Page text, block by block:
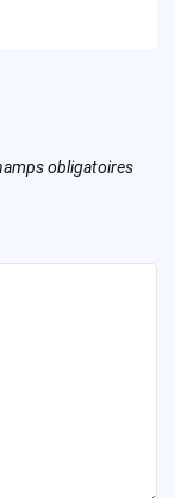
obligatoires